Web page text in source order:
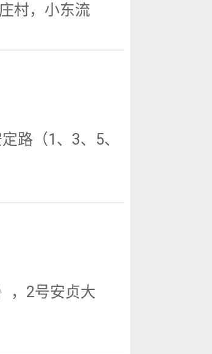
村，小东流
路（1、3、5、
，2号安贞大